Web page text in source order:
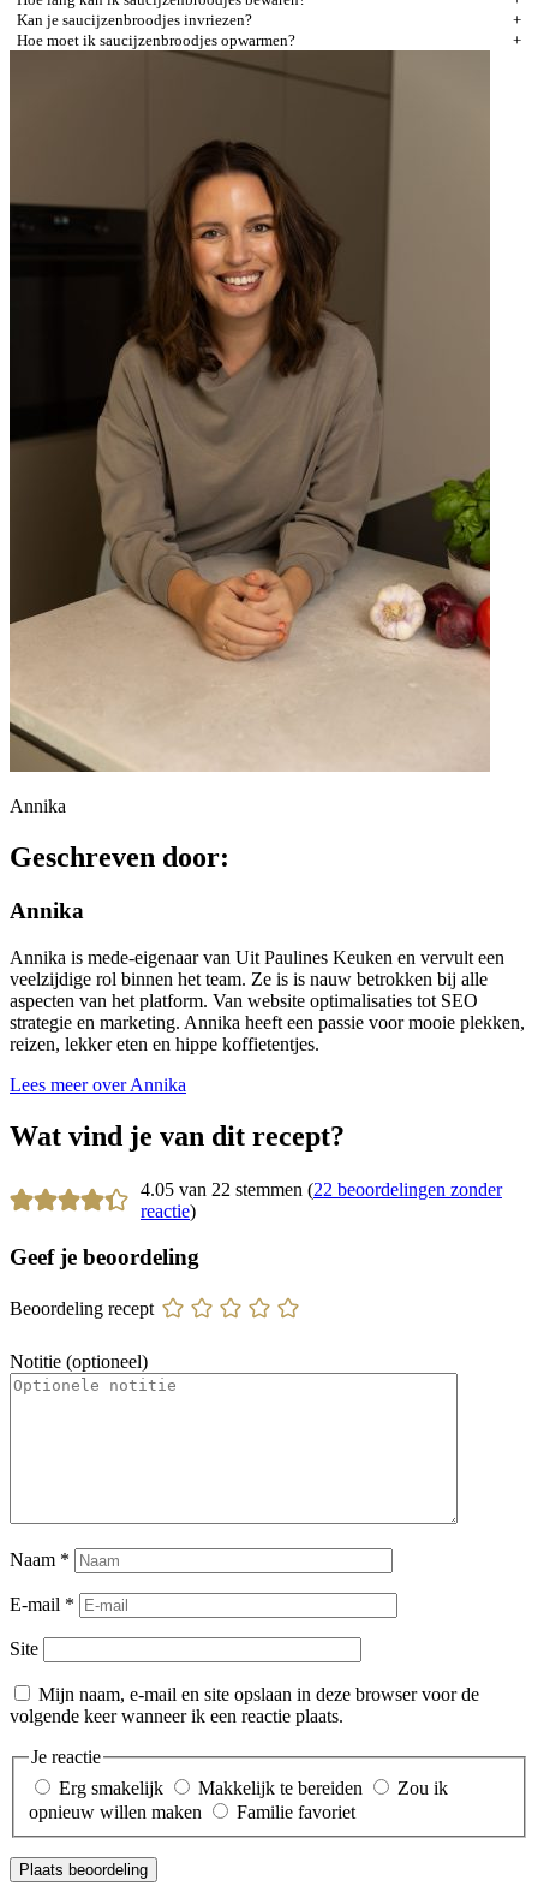
Kan je saucijzenbroodjes invriezen?
Hoe moet ik saucijzenbroodjes opwarmen?
Annika
Geschreven door:
Annika
Annika is mede-eigenaar van Uit Paulines Keuken en vervult een
veelzijdige rol binnen het team. Ze is is nauw betrokken bij alle
aspecten van het platform. Van website optimalisaties tot SEO
strategie en marketing. Annika heeft een passie voor mooie plekken,
reizen, lekker eten en hippe koffietentjes.
Lees meer over Annika
Wat vind je van dit recept?
4.05 van 22 stemmen (22 beoordelingen zonder
reactie)
Geef je beoordeling
Beoordeling recept
Notitie (optioneel)
Naam *
E-mail *
Site
Mijn naam, e-mail en site opslaan in deze browser voor de
volgende keer wanneer ik een reactie plaats.
Je reactie
Erg smakelijk
Makkelijk te bereiden
Zou ik
opnieuw willen maken
Familie favoriet
Plaats beoordeling